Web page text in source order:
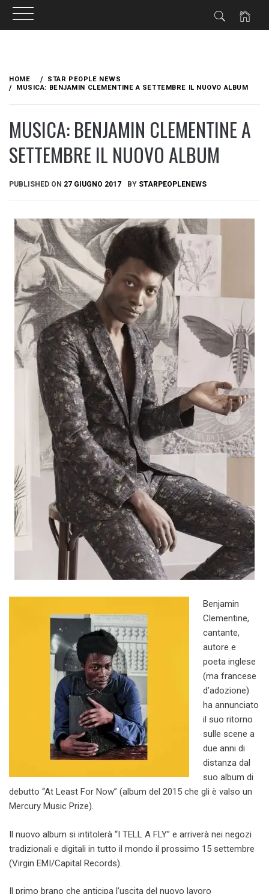
content
HOME
STAR PEOPLE NEWS
MUSICA: BENJAMIN CLEMENTINE A SETTEMBRE IL NUOVO ALBUM
MUSICA: BENJAMIN CLEMENTINE A
SETTEMBRE IL NUOVO ALBUM
PUBLISHED ON 27 GIUGNO 2017 BY STARPEOPLENEWS
Benjamin
Clementine,
cantante,
autore e
poeta inglese
(ma francese
d’adozione)
ha annunciato
il suo ritorno
sulle scene a
due anni di
distanza dal
suo album di
debutto “At Least For Now” (album del 2015 che gli è valso un
Mercury Music Prize).
Il nuovo album si intitolerà “I TELL A FLY” e arriverà nei negozi
tradizionali e digitali in tutto il mondo il prossimo 15 settembre
(Virgin EMI/Capital Records).
Il primo brano che anticipa l’uscita del nuovo lavoro